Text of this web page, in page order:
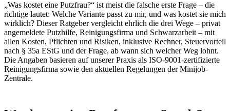
„Was kostet eine Putzfrau?“ ist meist die falsche erste Frage – die
richtige lautet: Welche Variante passt zu mir, und was kostet sie mich
wirklich? Dieser Ratgeber vergleicht ehrlich die drei Wege – privat
angemeldete Putzhilfe, Reinigungsfirma und Schwarzarbeit – mit
allen Kosten, Pflichten und Risiken, inklusive Rechner, Steuervorteil
nach § 35a EStG und der Frage, ab wann sich welcher Weg lohnt.
Die Angaben basieren auf unserer Praxis als ISO-9001-zertifizierte
Reinigungsfirma sowie den aktuellen Regelungen der Minijob-
Zentrale.